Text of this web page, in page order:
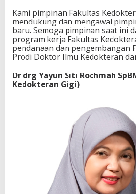
Kami pimpinan Fakultas
mendukung dan mengawal
baru. Semoga pimpinan saat ini
program kerja Fakultas
pendanaan dan pengembangan
Prodi Doktor Ilmu Kedokteran
Dr drg Yayun Siti Rochmah
Kedokteran Gigi)